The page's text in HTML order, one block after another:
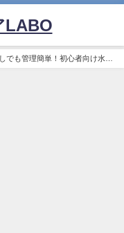
LABO
でも管理簡単！初心者向け水槽